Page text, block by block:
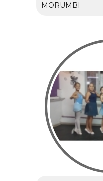
MORUMBI